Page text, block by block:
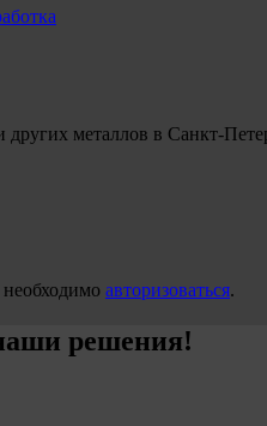
других металлов в Санкт-
авторизоваться.
решения!